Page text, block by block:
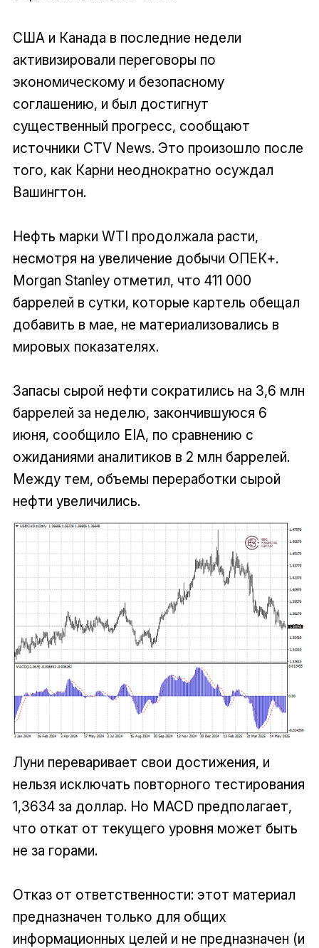
США и Канада в последние недели
активизировали переговоры по
экономическому и безопасному
соглашению, и был достигнут
существенный прогресс, сообщают
источники CTV News. Это произошло после
того, как Карни неоднократно осуждал
Вашингтон.
Нефть марки WTI продолжала расти,
несмотря на увеличение добычи ОПЕК+.
Morgan Stanley отметил, что 411 000
баррелей в сутки, которые картель обещал
добавить в мае, не материализовались в
мировых показателях.
Запасы сырой нефти сократились на 3,6 млн
баррелей за неделю, закончившуюся 6
июня, сообщило EIA, по сравнению с
ожиданиями аналитиков в 2 млн баррелей.
Между тем, объемы переработки сырой
нефти увеличились.
Луни переваривает свои достижения, и
нельзя исключать повторного тестирования
1,3634 за доллар. Но MACD предполагает,
что откат от текущего уровня может быть
не за горами.
Отказ от ответственности: этот материал
предназначен только для общих
информационных целей и не предназначен (и